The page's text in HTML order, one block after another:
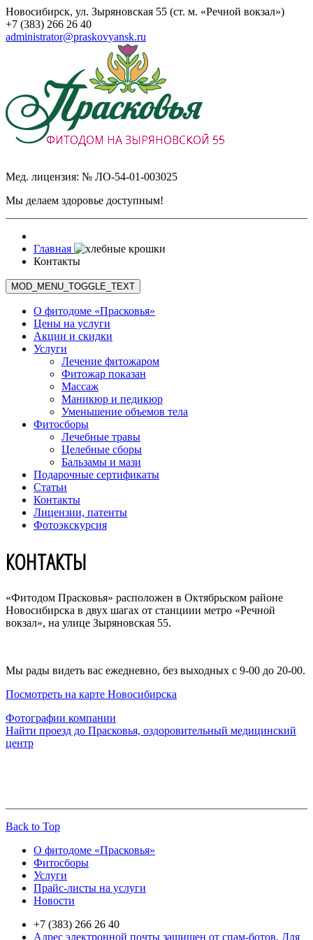
Новосибирск, ул. Зыряновская 55 (ст. м. «Речной вокзал»)
+7 (383) 266 26 40
administrator@praskovyansk.ru
Мед. лицензия: № ЛО-54-01-003025
Мы делаем здоровье доступным!
Главная
Контакты
MOD_MENU_TOGGLE_TEXT
О фитодоме «Прасковья»
Цены на услуги
Акции и скидки
Услуги
Лечение фитожаром
Фитожар показан
Массаж
Маникюр и педикюр
Уменьшение объемов тела
Фитосборы
Лечебные травы
Целебные сборы
Бальзамы и мази
Подарочные сертификаты
Статьи
Контакты
Лицензии, патенты
Фотоэкскурсия
КОНТАКТЫ
«Фитодом Прасковья» расположен в Октябрьском районе
Новосибирска в двух шагах от станциии метро «Речной
вокзал», на улице Зыряновская 55.
Мы рады видеть вас ежедневно, без выходных с 9-00 до 20-00.
Посмотреть на карте Новосибирска
Фотографии компании
Найти проезд до Прасковья, оздоровительный медицинский
центр
Back to Top
О фитодоме «Прасковья»
Фитосборы
Услуги
Прайс-листы на услуги
Новости
+7 (383) 266 26 40
Адрес электронной почты защищен от спам-ботов. Для